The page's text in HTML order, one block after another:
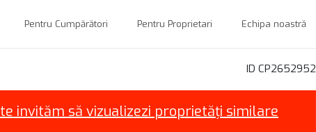
Pentru Cumpărători Pentru Proprietari Echipa noastră
ID CP2652952
te invităm să vizualizezi proprietăți similare